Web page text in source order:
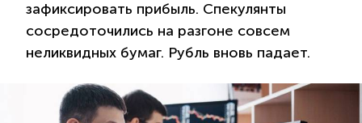
зафиксировать прибыль. Спекулянты
сосредоточились на разгоне совсем
неликвидных бумаг. Рубль вновь падает.